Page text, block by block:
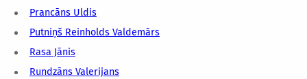
Prancāns Uldis
Putniņš Reinholds Valdemārs
Rasa Jānis
Rundzāns Valerijans